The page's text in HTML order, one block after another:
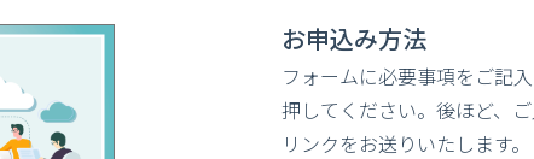
お申込み方法
フォームに必要事項をご記
押してください。後ほど、
リンクをお送りいたします。